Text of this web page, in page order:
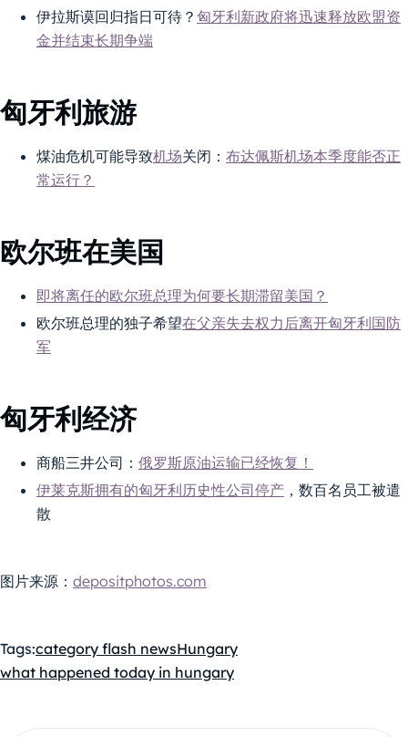
伊拉斯谟回归指日可待？ 匈牙利新政府将迅速释放欧盟资
金并结束长期争端
匈牙利旅游
煤油危机可能导致机场关闭： 布达佩斯机场本季度能否正
常运行？
欧尔班在美国
即将离任的欧尔班总理为何要长期滞留美国？
欧尔班总理的独子希望在父亲失去权力后离开匈牙利国防
军
匈牙利经济
商船三井公司： 俄罗斯原油运输已经恢复！
伊莱克斯拥有的匈牙利历史性公司停产 ，数百名员工被遣
散
图片来源： depositphotos.com
Tags:category flash newsHungary
what happened today in hungary